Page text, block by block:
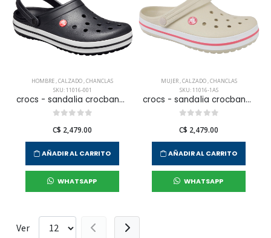
HOMBRE,CALZADO,CHANCLAS
SKU: 11016-001
crocs - sandalia crocband para hombre
C$ 2,479.00
AÑADIR AL CARRITO
WHATSAPP
MUJER,CALZADO,CHANCLAS
SKU: 11016-1AS
crocs - sandalia crocband para mujer
C$ 2,479.00
AÑADIR AL CARRITO
WHATSAPP
Ver